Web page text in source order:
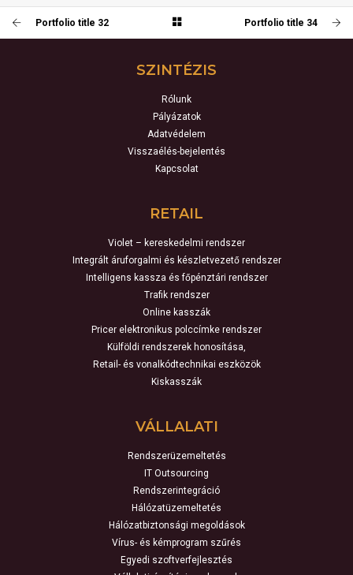
BRANDING AND BROCHURE
WEB AND PHOTOGRAPHY
Portfolio title 32 Portfolio title 34
SZINTÉZIS
Rólunk
Pályázatok
Adatvédelem
Visszaélés-bejelentés
Kapcsolat
RETAIL
Violet – kereskedelmi rendszer
Integrált áruforgalmi és készletvezető rendszer
Intelligens kassza és főpénztári rendszer
Trafik rendszer
Online kasszák
Pricer elektronikus polccímke rendszer
Külföldi rendszerek honosítása,
Retail- és vonalkódtechnikai eszközök
Kiskasszák
VÁLLALATI
Rendszerüzemeltetés
IT Outsourcing
Rendszerintegráció
Hálózatüzemeltetés
Hálózatbiztonsági megoldások
Vírus- és kémprogram szűrés
Egyedi szoftverfejlesztés